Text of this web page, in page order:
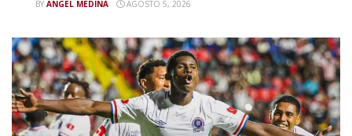
BY ANGEL MEDINA AGOSTO 5, 2026